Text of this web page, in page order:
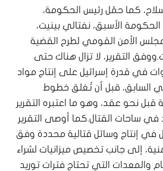
كما حمّل رئيس الحكومة،
الحكومة الأسبق، نفتالي بينيت،
الأمن القومي لطرح القضية
التقرير، لا تزال هناك حتى
الثاني 2025 فجوات في قدرة إسرائيل على إنتاج مواد
السابق، قبل أن تُغلق خطوط
قبل نحو عقد، وهو ما اعتبره التقرير
في ساحات القتال.كما أوصى التقرير
في إنتاج وسائل قتالية محددة وفق
إلى جانب تخصيص ميزانيات لشراء
والمعدات التي تحتاج فترات توريد